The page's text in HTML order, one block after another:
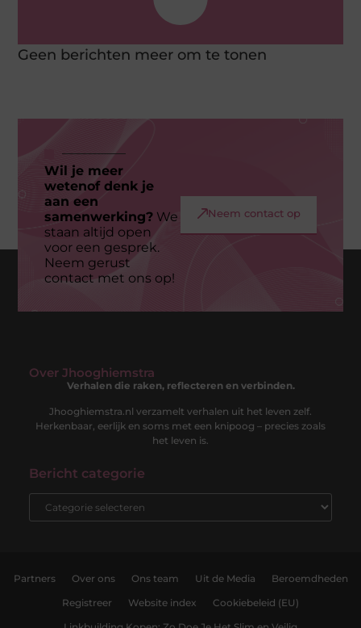
Geen berichten meer om te tonen
Wil je meer
wetenof denk je
aan een
samenwerking?We
staan altijd open
voor een gesprek.
Neem gerust
contact met ons op!
Neem contact op
Over Jhooghiemstra
Verhalen die raken, reflecteren en verbinden.
Jhooghiemstra.nl verzamelt verhalen uit het leven zelf.
Herkenbaar, eerlijk en soms met een knipoog – precies zoals
het leven is.
Bericht categorie
Partners Over ons Ons team Uit de Media Beroemdheden
Registreer Website index Cookiebeleid (EU)